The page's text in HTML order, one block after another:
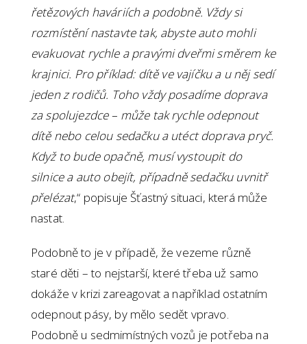
řetězových haváriích a podobně. Vždy si
rozmístění nastavte tak, abyste auto mohli
evakuovat rychle a pravými dveřmi směrem ke
krajnici. Pro příklad: dítě ve vajíčku a u něj sedí
jeden z rodičů. Toho vždy posadíme doprava
za spolujezdce – může tak rychle odepnout
dítě nebo celou sedačku a utéct doprava pryč.
Když to bude opačně, musí vystoupit do
silnice a auto obejít, případně sedačku uvnitř
přelézat,“ popisuje Šťastný situaci, která může
nastat.
Podobně to je v případě, že vezeme různě
staré děti – to nejstarší, které třeba už samo
dokáže v krizi zareagovat a například ostatním
odepnout pásy, by mělo sedět vpravo.
Podobně u sedmimístných vozů je potřeba na